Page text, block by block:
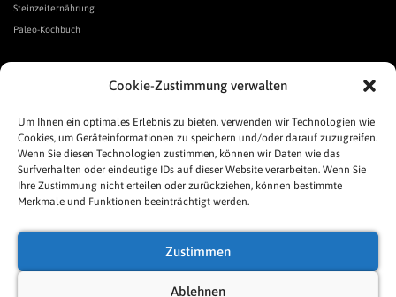
Cookie-Zustimmung verwalten
Um Ihnen ein optimales Erlebnis zu bieten, verwenden wir Technologien wie
Cookies, um Geräteinformationen zu speichern und/oder darauf zuzugreifen.
Wenn Sie diesen Technologien zustimmen, können wir Daten wie das
Surfverhalten oder eindeutige IDs auf dieser Website verarbeiten. Wenn Sie
Ihre Zustimmung nicht erteilen oder zurückziehen, können bestimmte
Merkmale und Funktionen beeinträchtigt werden.
Zustimmen
Ablehnen
Steinzeiternährung
Paleo-Kochbuch
*Affiliate Link. Als Partner verschiedener Unternehmen verdiene ich an qualifizierten Verkäufen.
Urgeschmack-Empfehlungen
Urgeschmack-Shop
Was ist Urgeschmack?
Häufige Fragen
Links
Allgemeine Geschäftsbedingungen